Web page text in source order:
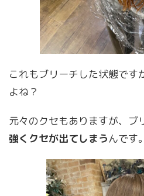
これもブリーチした状態です
よね？
元々のクセもありますが、ブ
強くクセが出てしまうんです。